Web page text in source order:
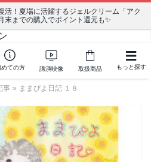
活！夏場に活躍するジェルクリーム「アク
までの購入でポイント還元も✨
めての方 講演映像 取扱商品 もっと探す
事 » ままぴよ日記 １８